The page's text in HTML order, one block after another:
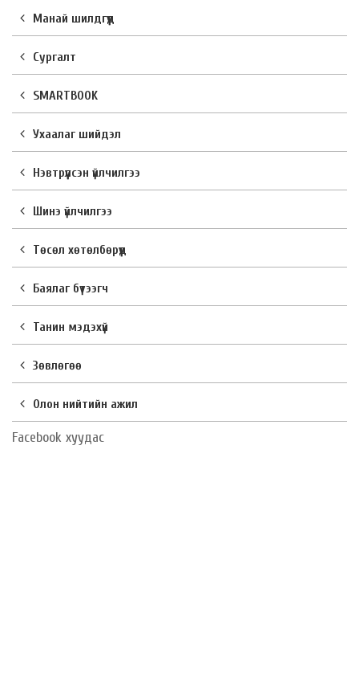
Манай шилдгүүд
Сургалт
SMARTBOOK
Ухаалаг шийдэл
Нэвтрүүлсэн үйлчилгээ
Шинэ үйлчилгээ
Төсөл хөтөлбөрүүд
Баялаг бүтээгч
Танин мэдэхүй
Зөвлөгөө
Олон нийтийн ажил
Facebook хуудас